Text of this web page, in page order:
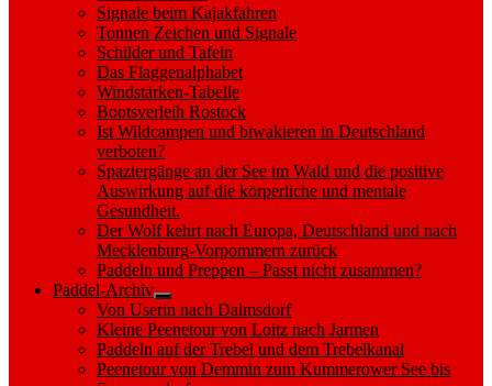
Signale beim Kajakfahren
Tonnen Zeichen und Signale
Schilder und Tafeln
Das Flaggenalphabet
Windstärken-Tabelle
Bootsverleih Rostock
Ist Wildcampen und biwakieren in Deutschland
verboten?
Spaziergänge an der See im Wald und die positive
Auswirkung auf die körperliche und mentale
Gesundheit.
Der Wolf kehrt nach Europa, Deutschland und nach
Mecklenburg-Vorpommern zurück
Paddeln und Preppen – Passt nicht zusammen?
Paddel-Archiv
Show
sub
menu
Von Userin nach Dalmsdorf
Kleine Peenetour von Loitz nach Jarmen
Paddeln auf der Trebel und dem Trebelkanal
Peenetour von Demmin zum Kummerower See bis